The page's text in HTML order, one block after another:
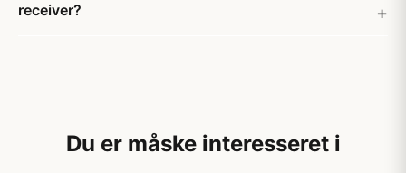
receiver?
Du er måske interesseret i